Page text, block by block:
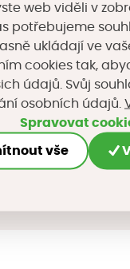
vážení
k
je vhodná pro
ochranu
web viděli v
potřebujeme
ukládají ve
cookies tak,
údajů. Svůj
osobních údajů.
Spravovat
vše